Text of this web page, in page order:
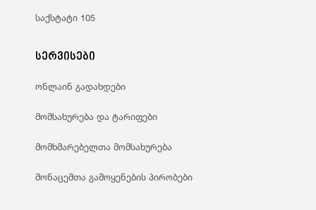
საქსტატი 105
სერვისები
ონლაინ გადახდები
მომსახურება და ტარიფები
მომხმარებელთა მომსახურება
მონაცემთა გამოყენების პირობები